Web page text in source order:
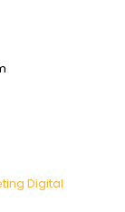
Digital